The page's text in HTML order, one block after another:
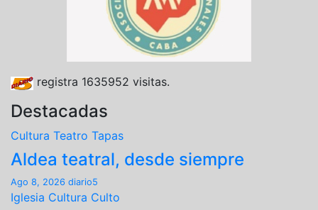
registra 1635952 visitas.
Destacadas
Cultura Teatro Tapas
Aldea teatral, desde siempre
Ago 8, 2026 diario5
Iglesia Cultura Culto